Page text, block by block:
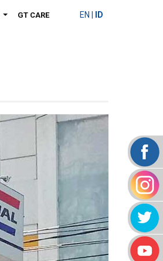
GT CARE EN ID